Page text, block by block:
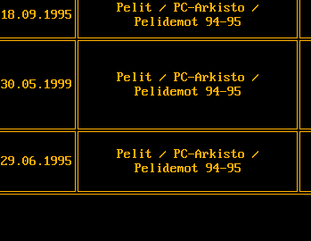
18.09.1995
Pelit / PC-Arkisto /
Pelidemot 94-95
30.05.1999
Pelit / PC-Arkisto /
Pelidemot 94-95
29.06.1995
Pelit / PC-Arkisto /
Pelidemot 94-95